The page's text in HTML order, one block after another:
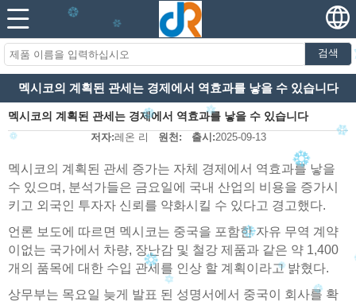
검색
멕시코의 계획된 관세는 경제에서 역효과를 낳을 수 있습니다
멕시코의 계획된 관세는 경제에서 역효과를 낳을 수 있습니다
저자:레온 리 원천: 출시:2025-09-13
멕시코의 계획된 관세 증가는 자체 경제에서 역효과를 낳을
수 있으며, 분석가들은 금요일에 국내 산업의 비용을 증가시
키고 외국인 투자자 신뢰를 약화시킬 수 있다고 경고했다.
언론 보도에 따르면 멕시코는 중국을 포함한 자유 무역 계약
이없는 국가에서 차량, 장난감 및 철강 제품과 같은 약 1,400
개의 품목에 대한 수입 관세를 인상 할 계획이라고 밝혔다.
상무부는 목요일 늦게 발표 된 성명서에서 중국이 회사를 확